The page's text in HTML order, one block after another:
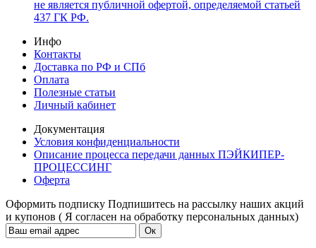
не является публичной офертой, определяемой статьей
437 ГК РФ.
Инфо
Контакты
Доставка по РФ и СПб
Оплата
Полезные статьи
Личный кабинет
Документация
Условия конфиденциальности
Описание процесса передачи данных ПЭЙКИПЕР-
ПРОЦЕССИНГ
Оферта
Оформить подписку Подпишитесь на рассылку наших акций
и купонов ( Я согласен на обработку персональных данных)